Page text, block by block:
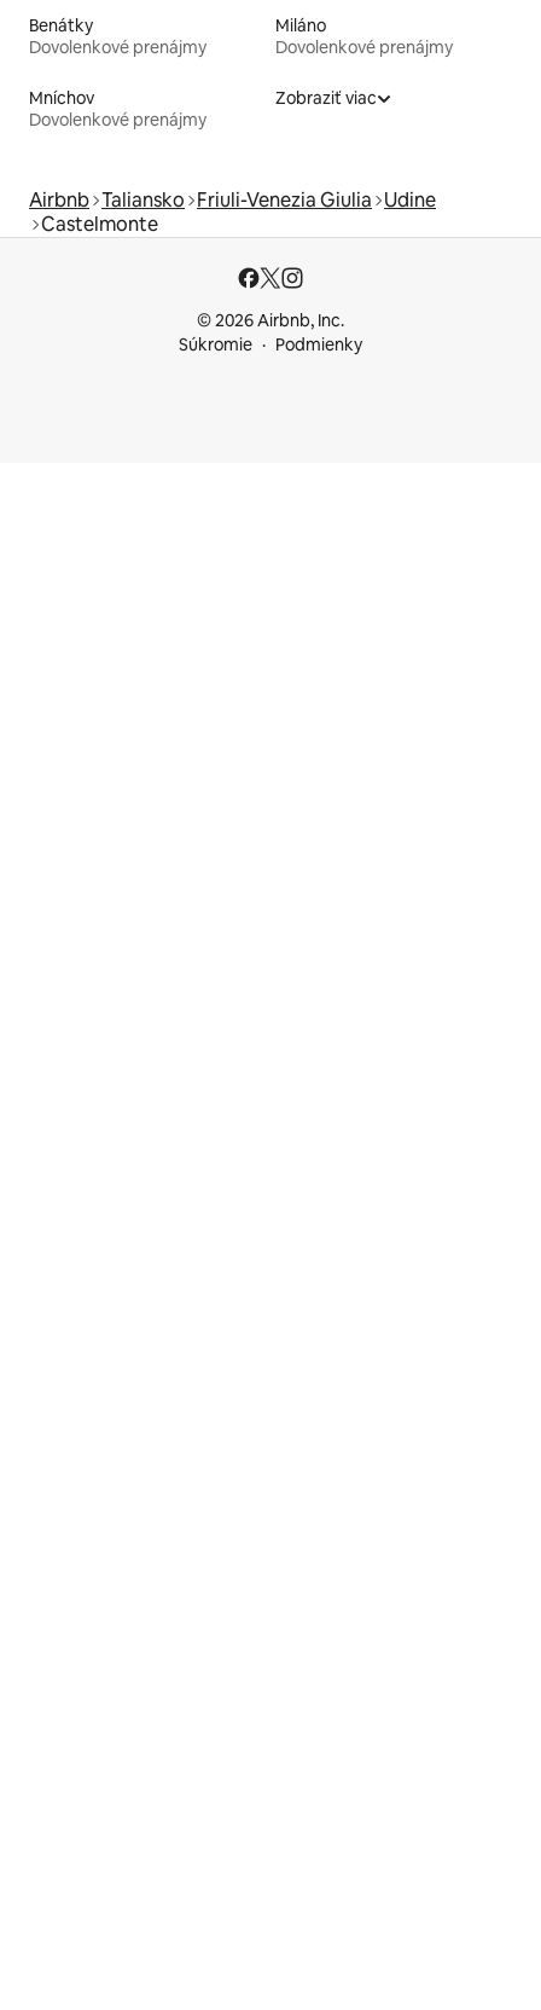
Benátky
Dovolenkové prenájmy
Miláno
Dovolenkové prenájmy
Mníchov
Dovolenkové prenájmy
Zobraziť viac
Airbnb Taliansko Friuli-Venezia Giulia Udine
Castelmonte
© 2026 Airbnb, Inc.
Súkromie
Podmienky